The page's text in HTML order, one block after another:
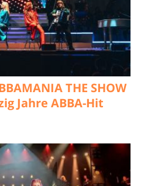
THE SHOW
Jahre ABBA-Hit